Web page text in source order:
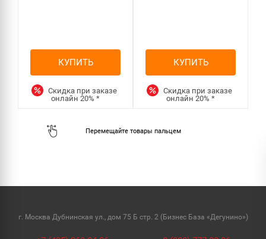
КУПИТЬ
Скидка при заказе
онлайн20%*
КУПИТЬ
Скидка при заказе
онлайн20%*
г. Москва Дубнинская ул., дом 75 Б стр. 2 (Бизнес База «Дегунино»)